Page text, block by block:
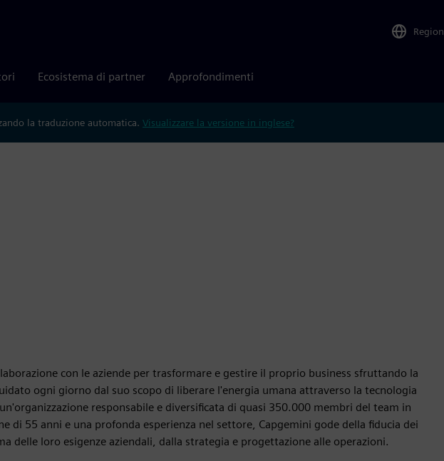
Region
Ecosistema di partner Approfondimenti
la traduzione automatica. Visualizzare la versione in inglese?
con le aziende per trasformare e gestire il proprio business sfruttando la
ogni giorno dal suo scopo di liberare l'energia umana attraverso la tecnologia
responsabile e diversificata di quasi 350.000 membri del team in
di 55 anni e una profonda esperienza nel settore, Capgemini gode della fiducia dei
delle loro esigenze aziendali, dalla strategia e progettazione alle operazioni.